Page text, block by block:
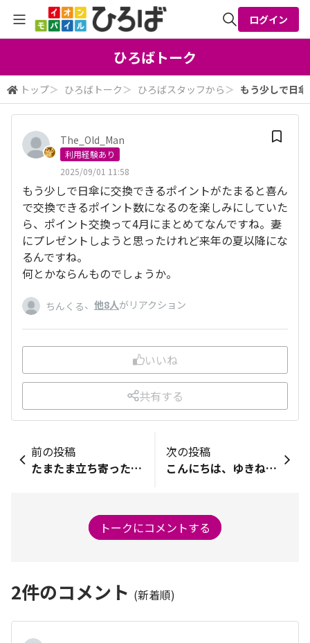
検索
ログイン
ひろばトーク
トップ＞ ひろばトーク ＞ ひろばスタッフから ＞ もう少しで日
The_Old_Man
利用経験あり
2025/09/01 11:58
もう少しで日傘に交換できるポイントがたまると喜ん
で交換できるポイント数になるのを楽しみにしていた
ら、ポイント交換って4月にまとめてなんですね。妻
にプレゼントしようと思ったけれど来年の夏以降にな
るんですね。
何とかならんものでしょうか。
ちんくる、 他8人がリアクション
いいね
共有する
前の投稿
たまたま立ち寄ったイオンの中にイオンモバイル店を見つける。1ギガから設定できシェアプランも充実していた
次の投稿
こんにちは、ゆきねぇです☺️ 先週の出張時にホームで目にしたのが…そう、「ドクターイエロー」でした🚄💛 実はなんと、2月にも見ていたんです！ めったに会えないと言われているのに、2025年まさかの2回目😃 思わず「これはラッキー続きかも！」なんてニヤニヤしてしまいました😆 ドクターイエローは、新幹線の線路や設備をチェックする“お医者さん”のような役割を持つ特別な車両なんですよね。 なかなか出会えないからこそ「見られると幸せになれる」と呼ばれているのも納得です✨ 日常の中で、こんな思いがけない出会いがあると、ちょっとしたご褒美をもらったような気持ちになります😆✨ みなさんも最近、「偶然ラッキー！」と思えた瞬間はありましたか？ ぜひ「ひろば」で教えてくださいね🍀 では、またお会いしましょう。 ゆきねぇでした🐾
トークにコメントする
2件のコメント (新着順)